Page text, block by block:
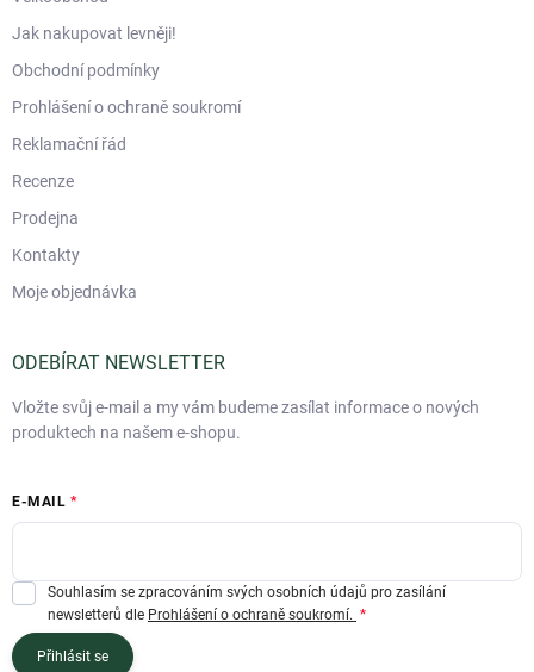
Jak nakupovat levněji!
Obchodní podmínky
Prohlášení o ochraně soukromí
Reklamační řád
Recenze
Prodejna
Kontakty
Moje objednávka
ODEBÍRAT NEWSLETTER
Vložte svůj e-mail a my vám budeme zasílat informace o nových
produktech na našem e-shopu.
E-MAIL
Souhlasím se zpracováním svých osobních údajů pro zasílání
newsletterů dle Prohlášení o ochraně soukromí.
Přihlásit se